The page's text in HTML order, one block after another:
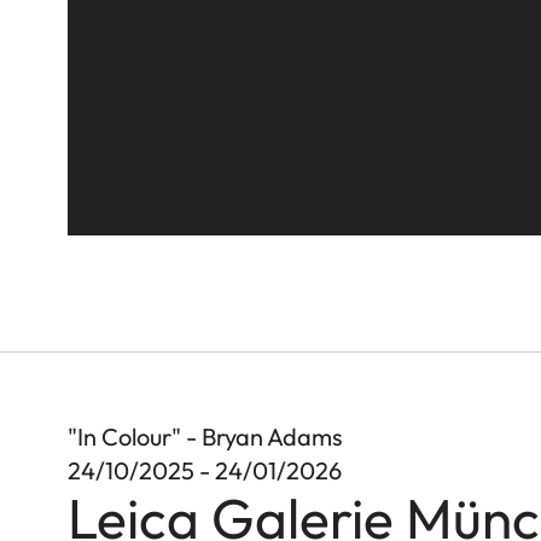
"In Colour" - Bryan Adams
24/10/2025 - 24/01/2026
Leica Galerie